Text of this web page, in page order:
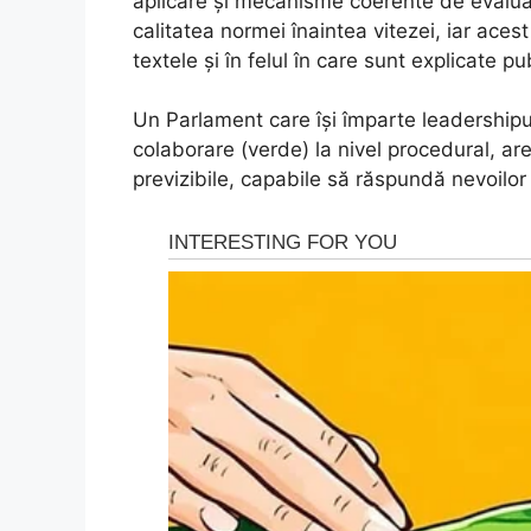
calitatea normei înaintea vitezei, iar
textele și în felul în care sunt explicate
Un Parlament care își împarte
colaborare (verde) la nivel procedural,
previzibile, capabile să răspundă